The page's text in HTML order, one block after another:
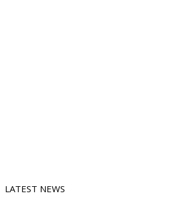
LATEST NEWS